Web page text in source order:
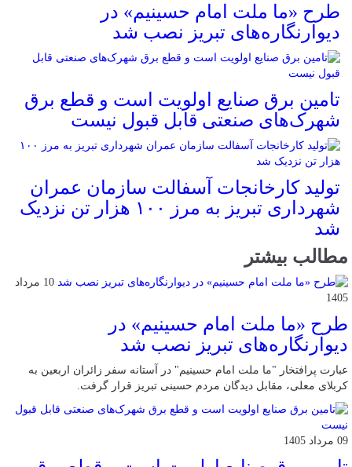
طرح «ما ملت امام حسینیم» در
دیوارنگاره‌های تبریز نصب شد
تامین برق صنایع اولویت است و قطع برق
شهرک‌های صنعتی قابل قبول نیست
تولید کارخانجات آسفالت سازمان عمران
شهرداری تبریز به مرز ۱۰۰ هزار تن نزدیک
شد
مطالب بیشتر
10 مرداد
1405
طرح «ما ملت امام حسینیم» در
دیوارنگاره‌های تبریز نصب شد
عبارت پرافتخار "ما ملت امام حسینیم" در آستانه سفر زائران اربعین به
کربلای معلی، مقابل دیدگان مردم حسینی تبریز قرار گرفت.
09 مرداد 1405